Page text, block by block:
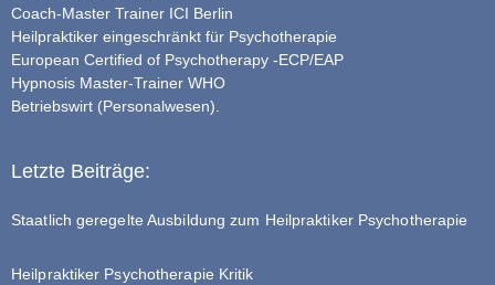
Coach-Master Trainer ICI Berlin
Heilpraktiker eingeschränkt für Psychotherapie
European Certified of Psychotherapy -ECP/EAP
Hypnosis Master-Trainer WHO
Betriebswirt (Personalwesen).
Letzte Beiträge:
Staatlich geregelte Ausbildung zum Heilpraktiker Psychotherapie
Heilpraktiker Psychotherapie Kritik